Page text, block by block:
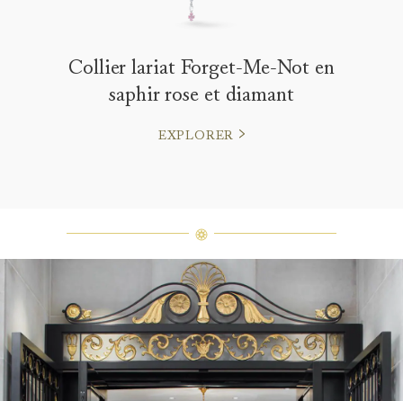
Collier lariat Forget-Me-Not en
saphir rose et diamant
EXPLORER